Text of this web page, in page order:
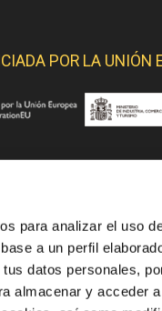
para analizar el uso
a un perfil
datos personales,
almacenar y acceder
POR LA UNIÓN
SOPORTE DE